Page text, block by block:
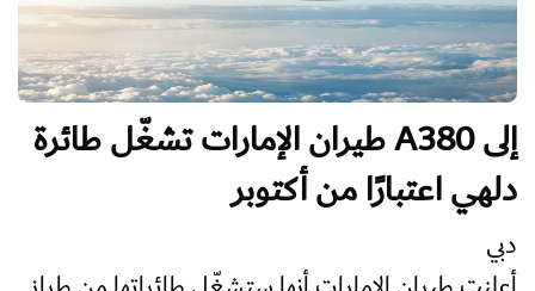
طيران الإمارات تشغّل طائرة A380 إلى
دلهي اعتبارًا من أكتوبر
دبي